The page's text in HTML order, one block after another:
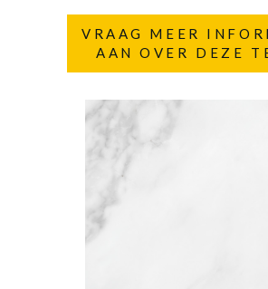
VRAAG MEER
AAN OVER DEZE